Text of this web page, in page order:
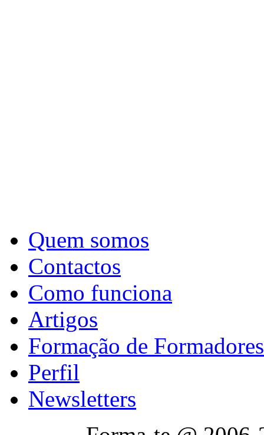
Quem somos
Contactos
Como funciona
Artigos
Formação de Formadores
Perfil
Newsletters